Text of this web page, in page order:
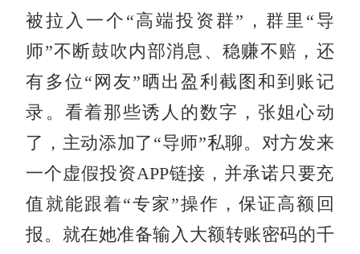
被拉入一个“高端投资群”，群里“导
师”不断鼓吹内部消息、稳赚不赔，还
有多位“网友”晒出盈利截图和到账记
录。看着那些诱人的数字，张姐心动
了，主动添加了“导师”私聊。对方发来
一个虚假投资APP链接，并承诺只要充
值就能跟着“专家”操作，保证高额回
报。就在她准备输入大额转账密码的千